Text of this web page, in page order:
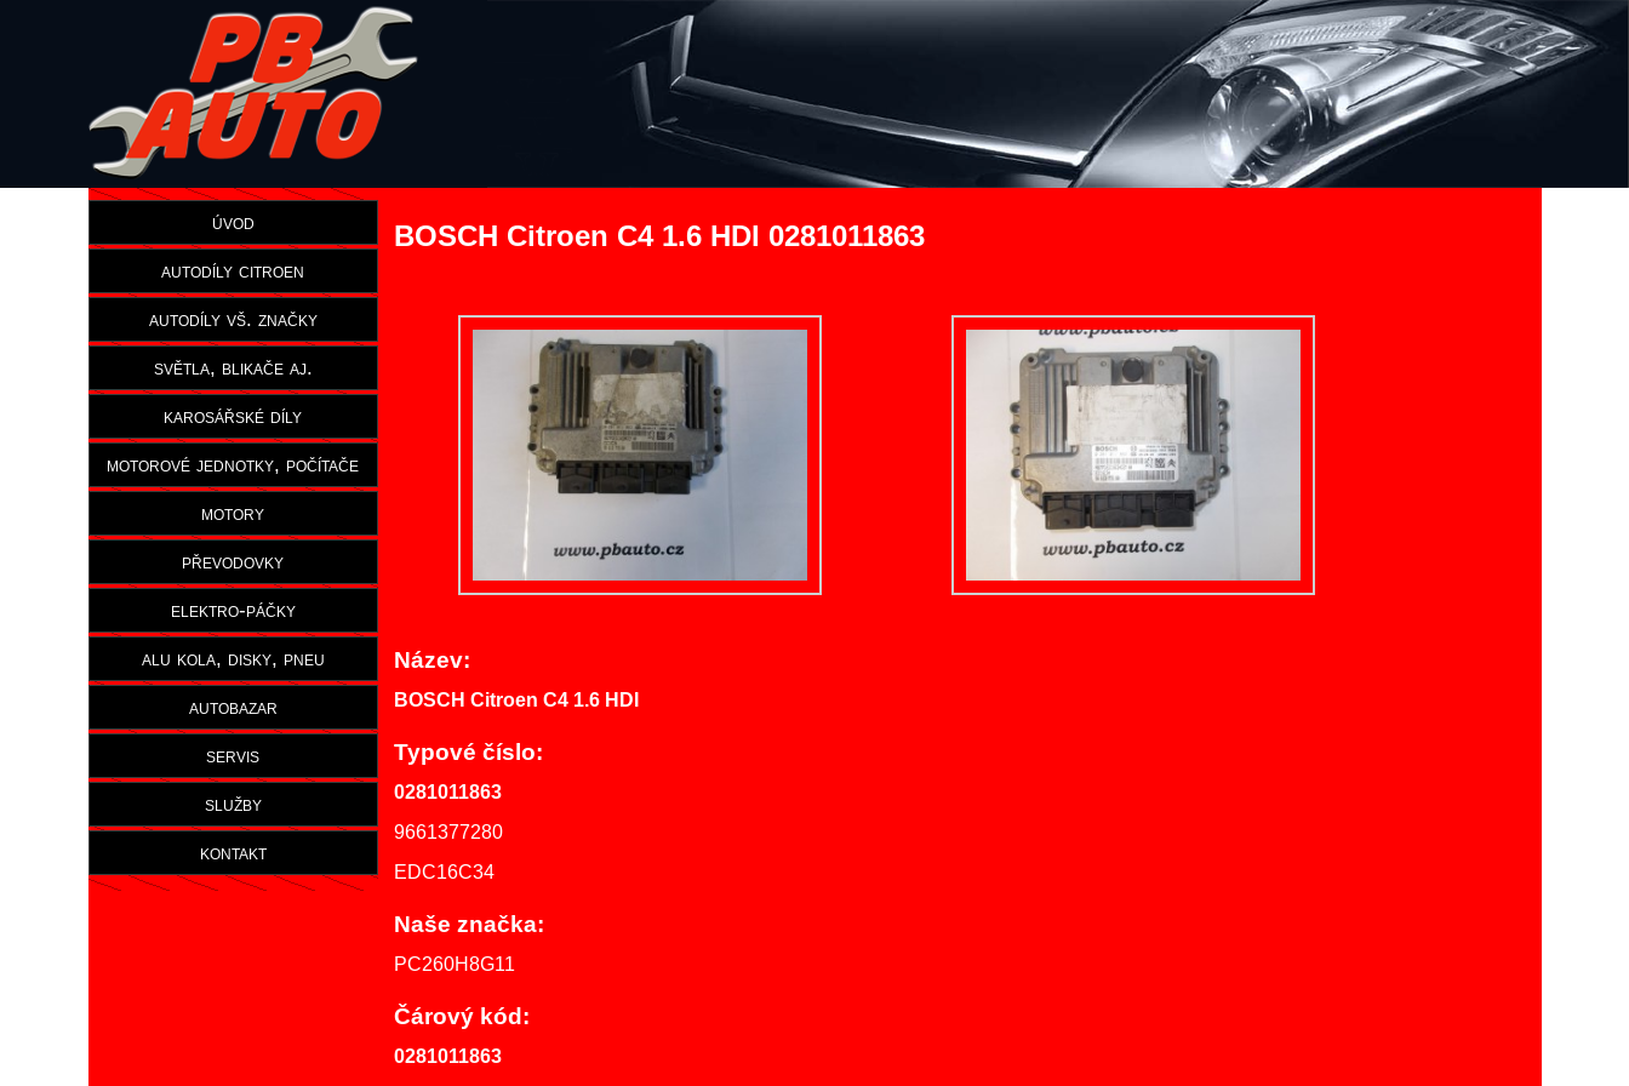
úvod
autodíly citroen
autodíly vš. značky
světla, blikače aj.
karosářské díly
motorové jednotky, počítače
motory
převodovky
elektro-páčky
alu kola, disky, pneu
autobazar
servis
služby
kontakt
BOSCH Citroen C4 1.6 HDI 0281011863
Název:
BOSCH Citroen C4 1.6 HDI
Typové číslo:
0281011863
9661377280
EDC16C34
Naše značka:
PC260H8G11
Čárový kód:
0281011863